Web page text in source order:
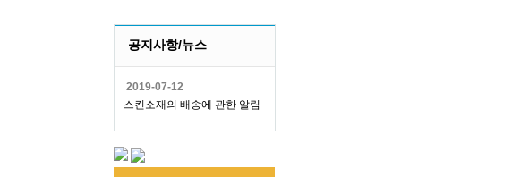
공지사항/뉴스
2019-07-12
스킨소재의 배송에 관한 알림